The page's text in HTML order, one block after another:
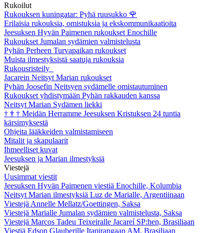
Rukoilut
Rukouksen kuningatar: Pyhä ruusukko 🌹
Erilaisia rukouksia, omistuksia ja ekskommunikaatioita
Jeesuksen Hyvän Paimenen rukoukset Enochille
Rukoukset Jumalan sydämien valmistelusta
Pyhän Perheen Turvapaikan rukoukset
Muista ilmestyksistä saatuja rukouksia
Rukousristeily
Jacarein Neitsyt Marian rukoukset
Pyhän Joosefin Neitsyen sydämelle omistautuminen
Rukoukset yhdistymään Pyhän rakkauden kanssa
Neitsyt Marian Sydämen liekki
† † † Meidän Herramme Jeesuksen Kristuksen 24 tuntia
kärsimyksestä
Ohjeita lääkkeiden valmistamiseen
Mitalit ja skapulaarit
Ihmeelliset kuvat
Jeesuksen ja Marian ilmestyksiä
Viestejä
Uusimmat viestit
Jeesuksen Hyvän Paimenen viestiä Enochille, Kolumbia
Neitsyt Marian ilmestyksiä Luz de Marialle, Argentiinaan
Viestejä Annelle Mellatz/Goettingen, Saksa
Viestejä Marialle Jumalan sydämien valmistelusta, Saksa
Viestejä Marcos Tadeu Teixeiralle Jacareí SP:hen, Brasiliaan
Viestiä Edson Glauberille Itapirangaan AM, Brasiliaan